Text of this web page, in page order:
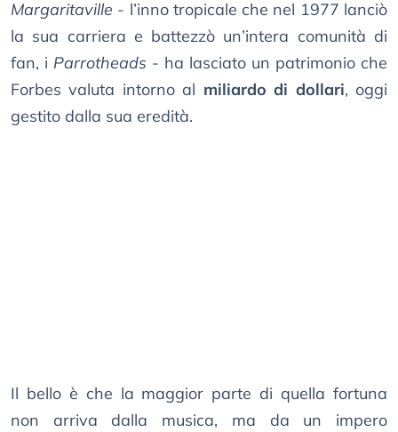
Margaritaville - l’inno tropicale che nel 1977 lanciò
la sua carriera e battezzò un’intera comunità di
fan, i Parrotheads - ha lasciato un patrimonio che
Forbes valuta intorno al miliardo di dollari, oggi
gestito dalla sua eredità.
Il bello è che la maggior parte di quella fortuna
non arriva dalla musica, ma da un impero